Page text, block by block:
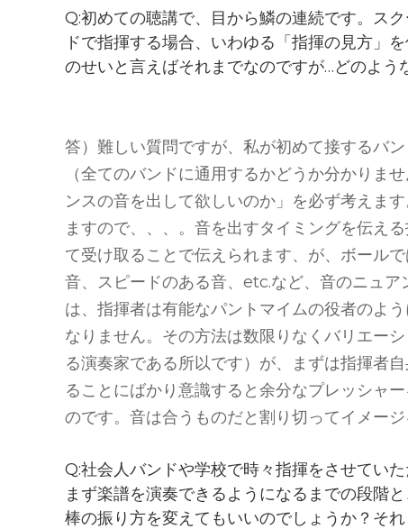
Q:初めての聴講で、目から鱗の連続です。ス
ドで指揮する場合、いわゆる「指揮の見方」
のせいと言えばそれまでなのですが…どのよう
答）難しい質問ですが、私が初めて接するバ
（全てのバンドに通用するかどうか分かりま
ンスの音を出して欲しいのか」を必ず考えま
ますので、、、。音を出すタイミングを伝え
て受け取ることで伝えられます、が、ボール
音、スピードのある音、etc.など、音のニュ
は、指揮者は有能なパントマイムの役者のよ
なりません。その方法は数限りなくバリエー
る演奏家である所以です）が、まずは指揮者
ることにばかり意識すると余分なプレッシャ
のです。音は合うものだと割り切ってイメー
Q:社会人バンドや学校で時々指揮をさせていた
まず楽譜を演奏できるようになるまでの段階
棒の振り方を変えてもいいのでしょうか？そ